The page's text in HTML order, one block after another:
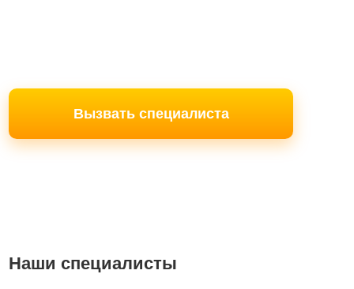
Вызвать специалиста
Наши специалисты